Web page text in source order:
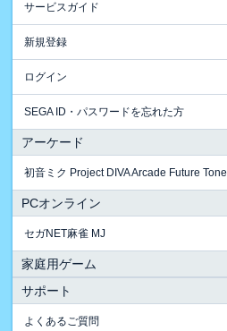
サービスガイド
新規登録
ログイン
SEGA ID・パスワードを忘れた方
アーケード
初音ミク Project DIVA Arcade Future Tone
PCオンライン
セガNET麻雀 MJ
家庭用ゲーム
サポート
よくあるご質問